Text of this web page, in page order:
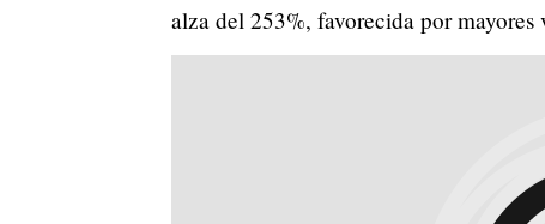
alza del 253%, favorecida por mayores